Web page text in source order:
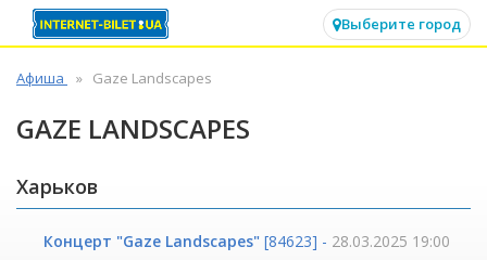
Выберите город
Афиша Gaze Landscapes
GAZE LANDSCAPES
Харьков
Концерт "Gaze Landscapes" [84623] - 28.03.2025 19:00